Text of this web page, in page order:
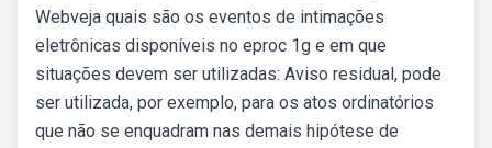
Webveja quais são os eventos de intimações
eletrônicas disponíveis no eproc 1g e em que
situações devem ser utilizadas: Aviso residual, pode
ser utilizada, por exemplo, para os atos ordinatórios
que não se enquadram nas demais hipótese de